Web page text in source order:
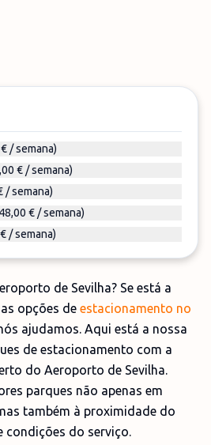
/ semana)
€ / semana)
/ semana)
€ / semana)
/ semana)
de Sevilha? Se está a
opções de estacionamento no
ajudamos. Aqui está a nossa
de estacionamento com a
do Aeroporto de Sevilha.
parques não apenas em
também à proximidade do
condições do serviço.